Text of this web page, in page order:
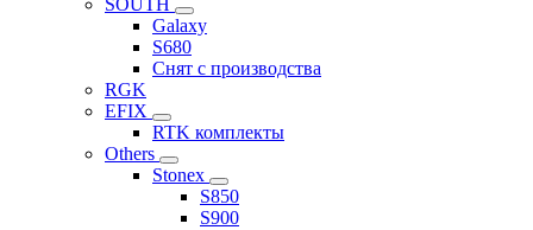
Galaxy
S680
Снят с производства
RGK
EFIX
RTK комплекты
Others
Stonex
S850
S900